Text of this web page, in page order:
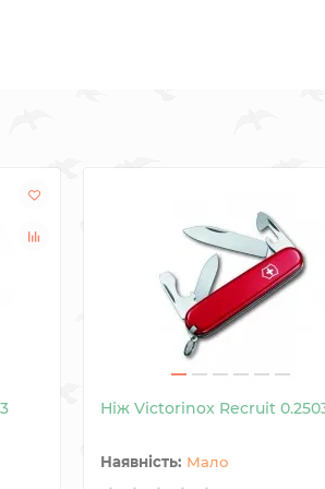
Ніж Victorinox Recruit
Мало